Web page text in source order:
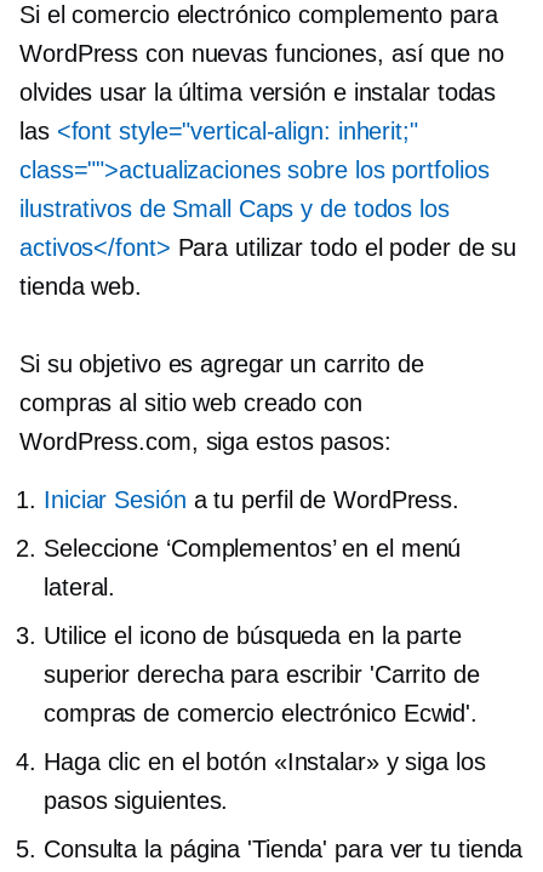
Si el comercio electrónico complemento para
WordPress con nuevas funciones, así que no
olvides usar la última versión e instalar todas
las <font style="vertical-align: inherit;"
class="">actualizaciones sobre los portfolios
ilustrativos de Small Caps y de todos los
activos</font> Para utilizar todo el poder de su
tienda web.
Si su objetivo es agregar un carrito de
compras al sitio web creado con
WordPress.com, siga estos pasos:
Iniciar Sesión a tu perfil de WordPress.
Seleccione ‘Complementos’ en el menú
lateral.
Utilice el icono de búsqueda en la parte
superior derecha para escribir 'Carrito de
compras de comercio electrónico Ecwid'.
Haga clic en el botón «Instalar» y siga los
pasos siguientes.
Consulta la página 'Tienda' para ver tu tienda